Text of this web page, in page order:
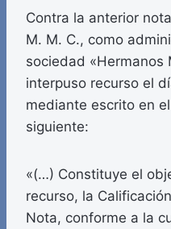
Contra la anterior
M. M. C., como
sociedad «Hermanos
interpuso recurso el
mediante escrito en
siguiente:
«(…) Constituye el
recurso, la
Nota, conforme a la